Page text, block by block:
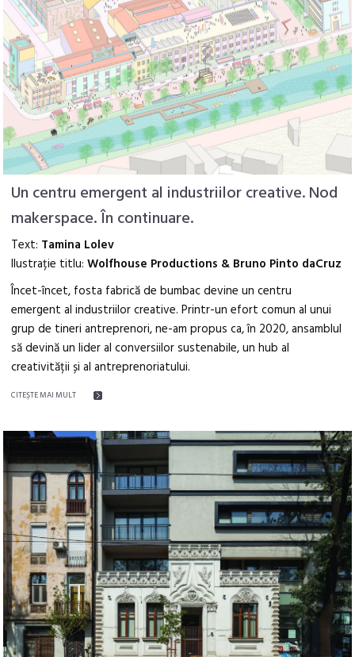
Un centru emergent al industriilor creative. Nod
makerspace. În continuare.
Text: Tamina Lolev
Ilustrație titlu: Wolfhouse Productions & Bruno Pinto daCruz
Încet-încet, fosta fabrică de bumbac devine un centru
emergent al industriilor creative. Printr-un efort comun al unui
grup de tineri antreprenori, ne-am propus ca, în 2020, ansamblul
să devină un lider al conversiilor sustenabile, un hub al
creativității și al antreprenoriatului.
CITEŞTE MAI MULT